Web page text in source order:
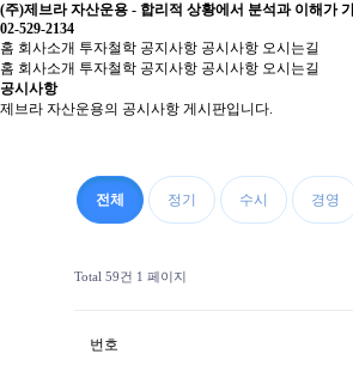
(주)제브라 자산운용 - 합리적 상황에서 분석과 이해가
02-529-2134
홈 회사소개 투자철학 공지사항 공시사항 오시는길
홈 회사소개 투자철학 공지사항 공시사항 오시는길
공시사항
제브라 자산운용의 공시사항 게시판입니다.
전체 정기 수시 경영
Total 59건 1 페이지
번호